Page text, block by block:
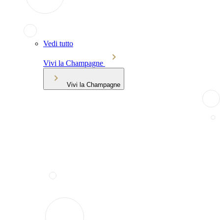
Vedi tutto
Vivi la Champagne
Vivi la Champagne